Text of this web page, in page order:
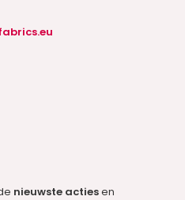
nieuwste actiesen